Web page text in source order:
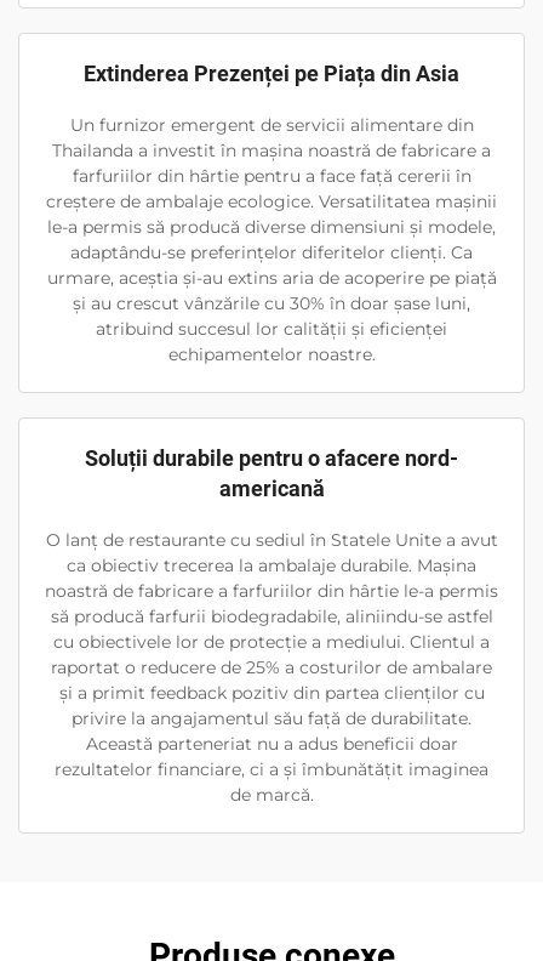
Extinderea Prezenței pe Piața din Asia
Un furnizor emergent de servicii alimentare din
Thailanda a investit în mașina noastră de fabricare a
farfuriilor din hârtie pentru a face față cererii în
creștere de ambalaje ecologice. Versatilitatea mașinii
le-a permis să producă diverse dimensiuni și modele,
adaptându-se preferințelor diferitelor clienți. Ca
urmare, aceștia și-au extins aria de acoperire pe piață
și au crescut vânzările cu 30% în doar șase luni,
atribuind succesul lor calității și eficienței
echipamentelor noastre.
Soluții durabile pentru o afacere nord-
americană
O lanț de restaurante cu sediul în Statele Unite a avut
ca obiectiv trecerea la ambalaje durabile. Mașina
noastră de fabricare a farfuriilor din hârtie le-a permis
să producă farfurii biodegradabile, aliniindu-se astfel
cu obiectivele lor de protecție a mediului. Clientul a
raportat o reducere de 25% a costurilor de ambalare
și a primit feedback pozitiv din partea clienților cu
privire la angajamentul său față de durabilitate.
Această parteneriat nu a adus beneficii doar
rezultatelor financiare, ci a și îmbunătățit imaginea
de marcă.